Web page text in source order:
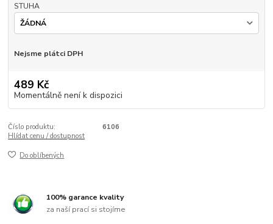
STUHA
Nejsme plátci DPH
489 Kč
Momentálně není k dispozici
Číslo produktu:
6106
Hlídat cenu / dostupnost
Do oblíbených
100% garance kvality
za naší prací si stojíme